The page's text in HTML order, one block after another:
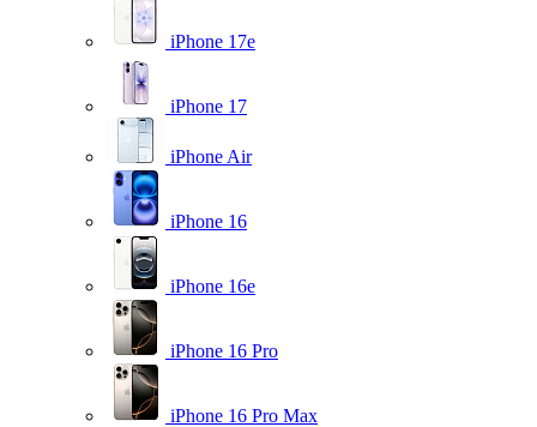
iPhone 17e
iPhone 17
iPhone Air
iPhone 16
iPhone 16e
iPhone 16 Pro
iPhone 16 Pro Max